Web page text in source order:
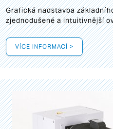
Grafickánadstavba
zjednodušené a intuitivnější
VÍCE INFORMACÍ >